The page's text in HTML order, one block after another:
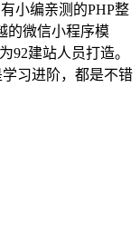
小编亲测的PHP整
的微信小程序模
92建站人员打造。
习进阶，都是不错